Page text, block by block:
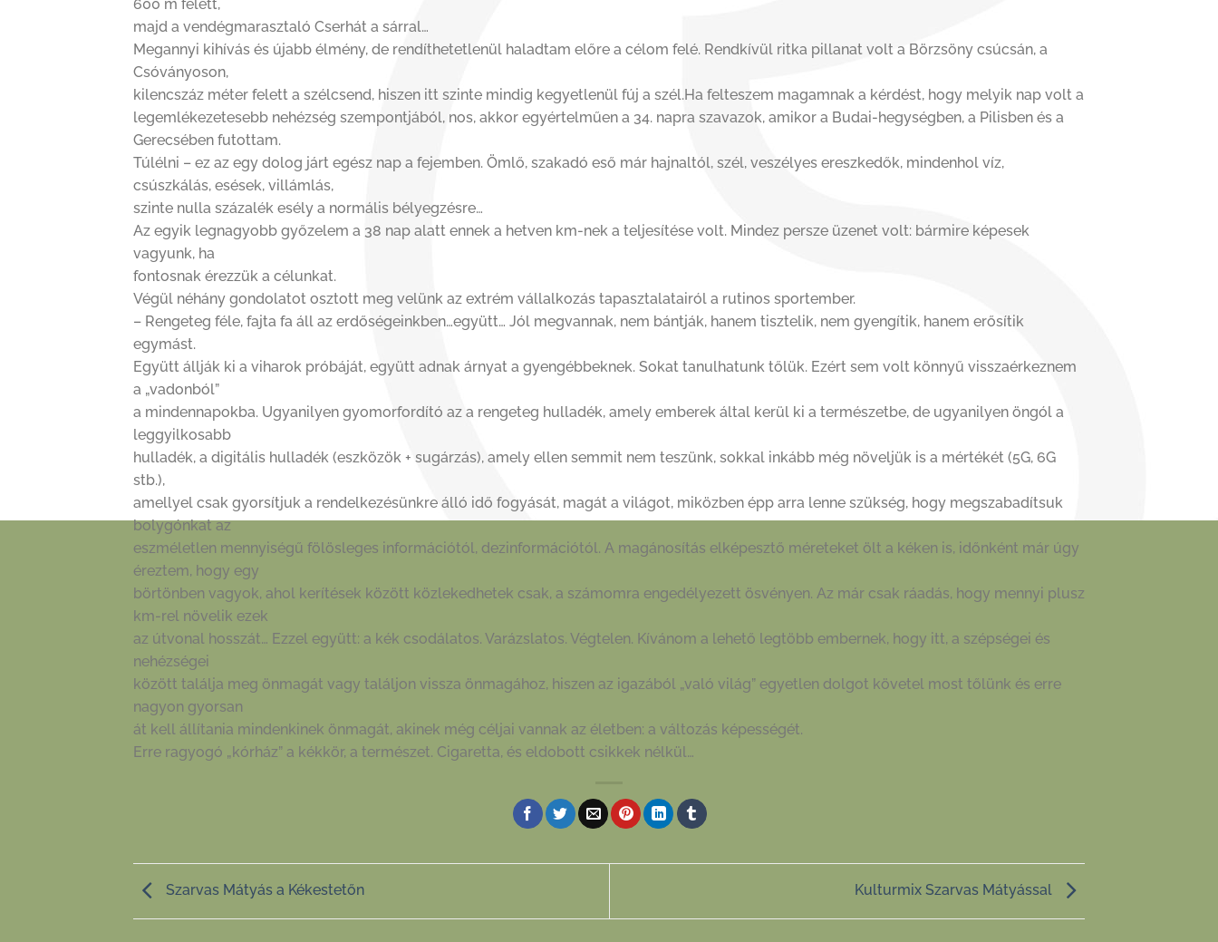
600 m felett,
majd a vendégmarasztaló Cserhát a sárral…
Megannyi kihívás és újabb élmény, de rendíthetetlenül haladtam előre a célom felé. Rendkívül ritka pillanat volt a Börzsöny csúcsán, a
Csóványoson,
kilencszáz méter felett a szélcsend, hiszen itt szinte mindig kegyetlenül fúj a szél.Ha felteszem magamnak a kérdést, hogy melyik nap volt a
legemlékezetesebb nehézség szempontjából, nos, akkor egyértelműen a 34. napra szavazok, amikor a Budai-hegységben, a Pilisben és a
Gerecsében futottam.
Túlélni – ez az egy dolog járt egész nap a fejemben. Ömlő, szakadó eső már hajnaltól, szél, veszélyes ereszkedők, mindenhol víz,
csúszkálás, esések, villámlás,
szinte nulla százalék esély a normális bélyegzésre…
Az egyik legnagyobb győzelem a 38 nap alatt ennek a hetven km-nek a teljesítése volt. Mindez persze üzenet volt: bármire képesek
vagyunk, ha
fontosnak érezzük a célunkat.
Végül néhány gondolatot osztott meg velünk az extrém vállalkozás tapasztalatairól a rutinos sportember.
– Rengeteg féle, fajta fa áll az erdőségeinkben…együtt… Jól megvannak, nem bántják, hanem tisztelik, nem gyengítik, hanem erősítik
egymást.
Együtt állják ki a viharok próbáját, együtt adnak árnyat a gyengébbeknek. Sokat tanulhatunk tőlük. Ezért sem volt könnyű visszaérkeznem
a „vadonból”
a mindennapokba. Ugyanilyen gyomorfordító az a rengeteg hulladék, amely emberek által kerül ki a természetbe, de ugyanilyen öngól a
leggyilkosabb
hulladék, a digitális hulladék (eszközök + sugárzás), amely ellen semmit nem teszünk, sokkal inkább még növeljük is a mértékét (5G, 6G
stb.),
amellyel csak gyorsítjuk a rendelkezésünkre álló idő fogyását, magát a világot, miközben épp arra lenne szükség, hogy megszabadítsuk
bolygónkat az
eszméletlen mennyiségű fölösleges információtól, dezinformációtól. A magánosítás elképesztő méreteket ölt a kéken is, időnként már úgy
éreztem, hogy egy
börtönben vagyok, ahol kerítések között közlekedhetek csak, a számomra engedélyezett ösvényen. Az már csak ráadás, hogy mennyi plusz
km-rel növelik ezek
az útvonal hosszát… Ezzel együtt: a kék csodálatos. Varázslatos. Végtelen. Kívánom a lehető legtöbb embernek, hogy itt, a szépségei és
nehézségei
között találja meg önmagát vagy találjon vissza önmagához, hiszen az igazából „való világ” egyetlen dolgot követel most tőlünk és erre
nagyon gyorsan
át kell állítania mindenkinek önmagát, akinek még céljai vannak az életben: a változás képességét.
Erre ragyogó „kórház” a kékkör, a természet. Cigaretta, és eldobott csikkek nélkül…
Szarvas Mátyás a Kékestetőn Kulturmix Szarvas Mátyással